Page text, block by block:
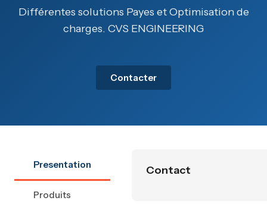
Différentes solutions Payes et Optimisation de
charges. CVS ENGINEERING
Contacter
Presentation
Produits
Contact